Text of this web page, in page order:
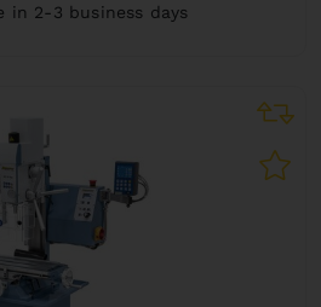
in 2-3 business days